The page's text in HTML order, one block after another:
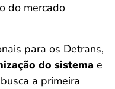
do mercado
para os Detrans,
do sistema e
a primeira